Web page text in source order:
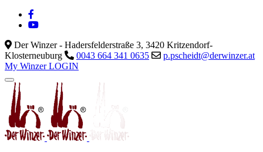
Der Winzer - Hadersfelderstraße 3, 3420 Kritzendorf-
Klosterneuburg
0043 664 341 0635
p.pscheidt@derwinzer.at
My Winzer LOGIN